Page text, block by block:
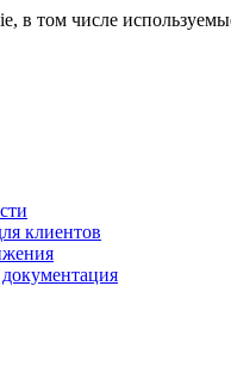
в том числе
клиентов